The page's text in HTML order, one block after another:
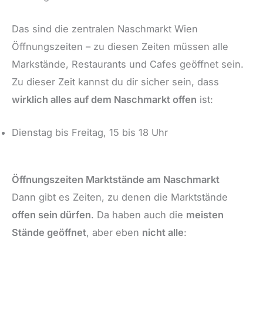
Das sind die zentralen Naschmarkt Wien
Öffnungszeiten – zu diesen Zeiten müssen alle
Markstände, Restaurants und Cafes geöffnet sein.
Zu dieser Zeit kannst du dir sicher sein, dass
wirklich alles auf dem Naschmarkt offen ist:
Dienstag bis Freitag, 15 bis 18 Uhr
Öffnungszeiten Marktstände am Naschmarkt
Dann gibt es Zeiten, zu denen die Marktstände
offen sein dürfen. Da haben auch die meisten
Stände geöffnet, aber eben nicht alle: